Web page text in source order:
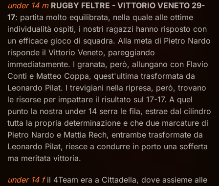
under 14 m RUGBY FELTRE - VITTORIO VENETO 29-
17: partita molto equilibrata, nella quale alle ottime
individualità ospiti, i nostri ragazzi hanno risposto con
un efficace gioco di squadra. Alla meta di Pietro Nardo
risponde il Vittorio Veneto, pareggiando
immediatamente. I granata, però, allungano con Flavio
Conti e Matteo Coppa, quest'ultima trasformata da
Leonardo Pilat. I trevigiani nella ripresa, però, trovano
le risorse per impattare il risultato sul 17-17. A quel
punto la nostra under 14 serra le fila, estrae dal cilindro
tutta la propria determinazione e che due marcature di
Pietro Nardo e Mattia Rech, entrambe trasformate da
Leonardo Pilat, riesce a condurre in porto una sofferta
ma meritata vittoria.
under 14 fil 4Team era a Cittadella, dove assieme alle